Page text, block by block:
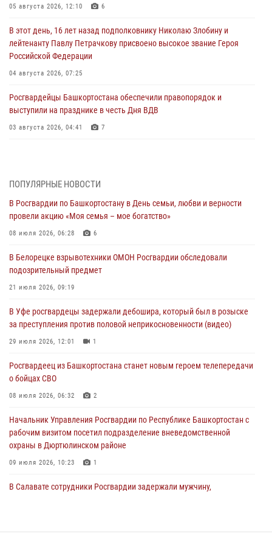
05 августа 2026, 12:10 6
В этот день, 16 лет назад подполковнику Николаю Злобину и
лейтенанту Павлу Петрачкову присвоено высокое звание Героя
Российской Федерации
04 августа 2026, 07:25
Росгвардейцы Башкортостана обеспечили правопорядок и
выступили на празднике в честь Дня ВДВ
03 августа 2026, 04:41 7
03 августа 2026, 04:30 8
В Башкирии росгвардейцы провели волейбольный турнир на
открытом воздухе
03 августа 2026, 04:29
В Уфе росгвардейцы по горячим следам задержали
подозреваемого в открытом хищении из аптеки (видео)
03 августа 2026, 04:15
Начальник отделения учёта и комплектования Росгвардии
Башкортостана ответил на вопросы граждан
30 июля 2026, 12:54
В Уфе росгвардецы задержали дебошира, который был в розыске
за преступления против половой неприкосновенности (видео)
29 июля 2026, 12:01 1
ПОПУЛЯРНЫЕ НОВОСТИ
В Росгвардии по Башкортостану в День семьи, любви и верности
провели акцию «Моя семья – мое богатство»
08 июля 2026, 06:28 6
В Белорецке взрывотехники ОМОН Росгвардии обследовали
подозрительный предмет
21 июля 2026, 09:19
В Уфе росгвардецы задержали дебошира, который был в розыске
за преступления против половой неприкосновенности (видео)
29 июля 2026, 12:01 1
Росгвардеец из Башкортостана станет новым героем телепередачи
о бойцах СВО
08 июля 2026, 06:32 2
Начальник Управления Росгвардии по Республике Башкортостан с
рабочим визитом посетил подразделение вневедомственной
охраны в Дюртюлинском районе
09 июля 2026, 10:23 1
В Салавате сотрудники Росгвардии задержали мужчину,